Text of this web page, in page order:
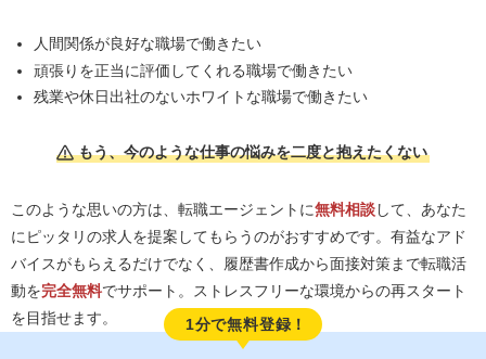
人間関係が良好な職場で働きたい
頑張りを正当に評価してくれる職場で働きたい
残業や休日出社のないホワイトな職場で働きたい
もう、今のような仕事の悩みを二度と抱えたくない
このような思いの方は、転職エージェントに無料相談して、あなた
にピッタリの求人を提案してもらうのがおすすめです。有益なアド
バイスがもらえるだけでなく、履歴書作成から面接対策まで転職活
動を完全無料でサポート。ストレスフリーな環境からの再スタート
を目指せます。
1分で無料登録！